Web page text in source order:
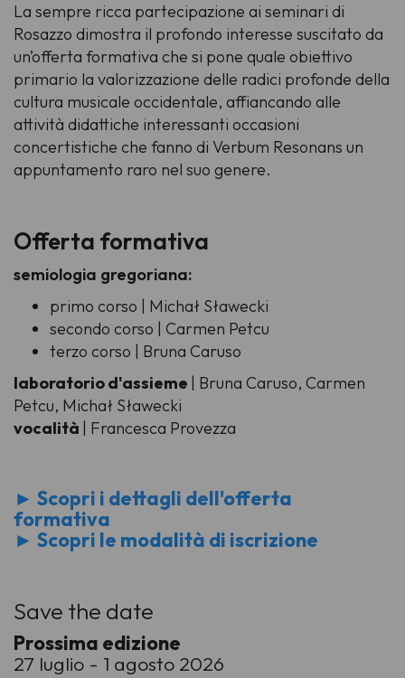
La sempre ricca partecipazione ai seminari di
Rosazzo dimostra il profondo interesse suscitato da
un’offerta formativa che si pone quale obiettivo
primario la valorizzazione delle radici profonde della
cultura musicale occidentale, affiancando alle
attività didattiche interessanti occasioni
concertistiche che fanno di Verbum Resonans un
appuntamento raro nel suo genere.
Offerta formativa
semiologia gregoriana:
primo corso | Michał Sławecki
secondo corso | Carmen Petcu
terzo corso | Bruna Caruso
laboratorio d'assieme | Bruna Caruso, Carmen
Petcu, Michał Sławecki
vocalità | Francesca Provezza
► Scopri i dettagli dell'offerta
formativa
► Scopri le modalità di iscrizione
Save the date
Prossima edizione
27 luglio - 1 agosto 2026